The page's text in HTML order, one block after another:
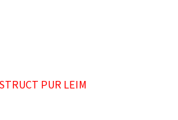
PUR LEIM